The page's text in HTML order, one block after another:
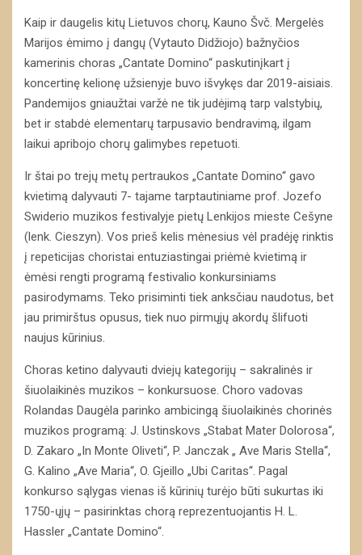
Kaip ir daugelis kitų Lietuvos chorų, Kauno Švč. Mergelės
Marijos ėmimo į dangų (Vytauto Didžiojo) bažnyčios
kamerinis choras „Cantate Domino“ paskutinįkart į
koncertinę kelionę užsienyje buvo išvykęs dar 2019-aisiais.
Pandemijos gniaužtai varžė ne tik judėjimą tarp valstybių,
bet ir stabdė elementarų tarpusavio bendravimą, ilgam
laikui apribojo chorų galimybes repetuoti.
Ir štai po trejų metų pertraukos „Cantate Domino“ gavo
kvietimą dalyvauti 7- tajame tarptautiniame prof. Jozefo
Swiderio muzikos festivalyje pietų Lenkijos mieste Cešyne
(lenk. Cieszyn). Vos prieš kelis mėnesius vėl pradėję rinktis
į repeticijas choristai entuziastingai priėmė kvietimą ir
ėmėsi rengti programą festivalio konkursiniams
pasirodymams. Teko prisiminti tiek anksčiau naudotus, bet
jau primirštus opusus, tiek nuo pirmųjų akordų šlifuoti
naujus kūrinius.
Choras ketino dalyvauti dviejų kategorijų – sakralinės ir
šiuolaikinės muzikos – konkursuose. Choro vadovas
Rolandas Daugėla parinko ambicingą šiuolaikinės chorinės
muzikos programą: J. Ustinskovs „Stabat Mater Dolorosa“,
D. Zakaro „In Monte Oliveti“, P. Janczak „ Ave Maris Stella“,
G. Kalino „Ave Maria“, O. Gjeillo „Ubi Caritas“. Pagal
konkurso sąlygas vienas iš kūrinių turėjo būti sukurtas iki
1750-ųjų – pasirinktas chorą reprezentuojantis H. L.
Hassler „Cantate Domino“.